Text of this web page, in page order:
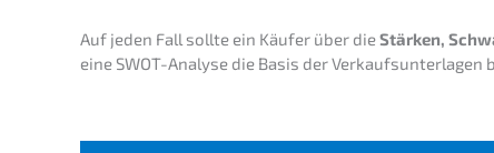
Auf jeden Fall sollte ein Käufer über dieStärken,
eine SWOT-Analy­se die Basis der Verkaufs­un­ter­la­gen